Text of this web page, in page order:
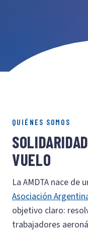
QUIÉNES SOMOS
VUELO
La AMDTA nace
Asociación
objetivo claro:
trabajadores